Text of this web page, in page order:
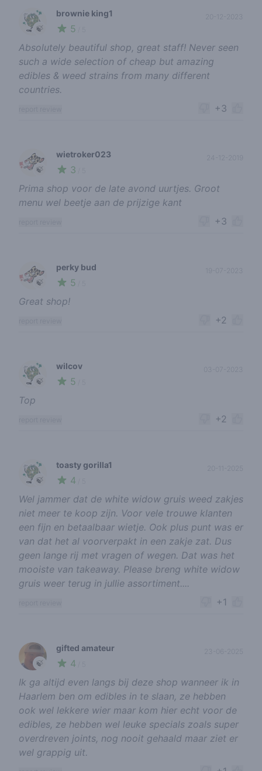
🍃
brownie king1
5
20-12-2023
Absolutely beautiful shop, great staff! Never seen
such a wide selection of cheap but amazing
edibles & weed strains from many different
countries.
+3
🍃
wietroker023
3
Prima shop voor de late avond uurtjes. Groot
menu wel beetje aan de prijzige kant
+3
🍃
perky bud
5
19-07-2023
Great shop!
+2
🍃
wilcov
5
03-07-2023
Top
+2
🍃
toasty gorilla1
4
Wel jammer dat de white widow gruis weed zakjes
niet meer te koop zijn. Voor vele trouwe klanten
een fijn en betaalbaar wietje. Ook plus punt was er
van dat het al voorverpakt in een zakje zat. Dus
geen lange rij met vragen of wegen. Dat was het
mooiste van takeaway. Please breng white widow
gruis weer terug in jullie assortiment....
+1
🍃
gifted amateur
4
23-06-2025
Ik ga altijd even langs bij deze shop wanneer ik in
Haarlem ben om edibles in te slaan, ze hebben
ook wel lekkere wier maar kom hier echt voor de
edibles, ze hebben wel leuke specials zoals super
overdreven joints, nog nooit gehaald maar ziet er
wel grappig uit.